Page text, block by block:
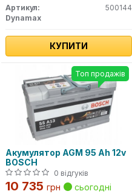
Артикул:
500144
Dynamax
КУПИТИ
Акумулятор AGM 95 Ah 12v
BOSCH
0 відгуків
10 735 грн сьогодні
Топ продажів